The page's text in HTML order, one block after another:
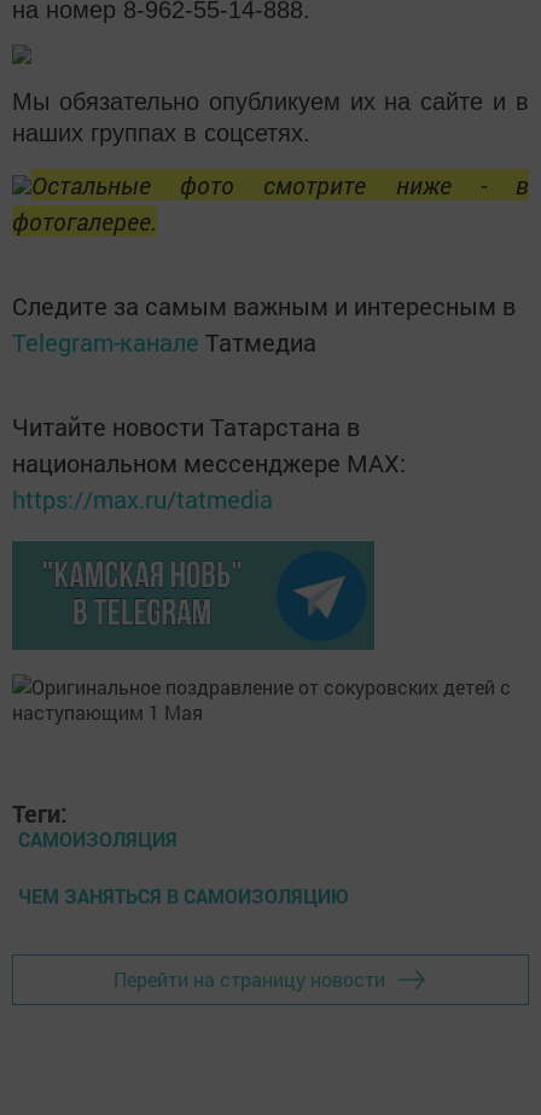
на номер 8-962-55-14-888.
Мы обязательно опубликуем их на сайте и в
наших группах в соцсетях.
Остальные фото смотрите ниже - в
фотогалерее.
Следите за самым важным и интересным в
Telegram-канале Татмедиа
Читайте новости Татарстана в
национальном мессенджере MАХ:
https://max.ru/tatmedia
Теги:
САМОИЗОЛЯЦИЯ
ЧЕМ ЗАНЯТЬСЯ В САМОИЗОЛЯЦИЮ
Перейти на страницу новости